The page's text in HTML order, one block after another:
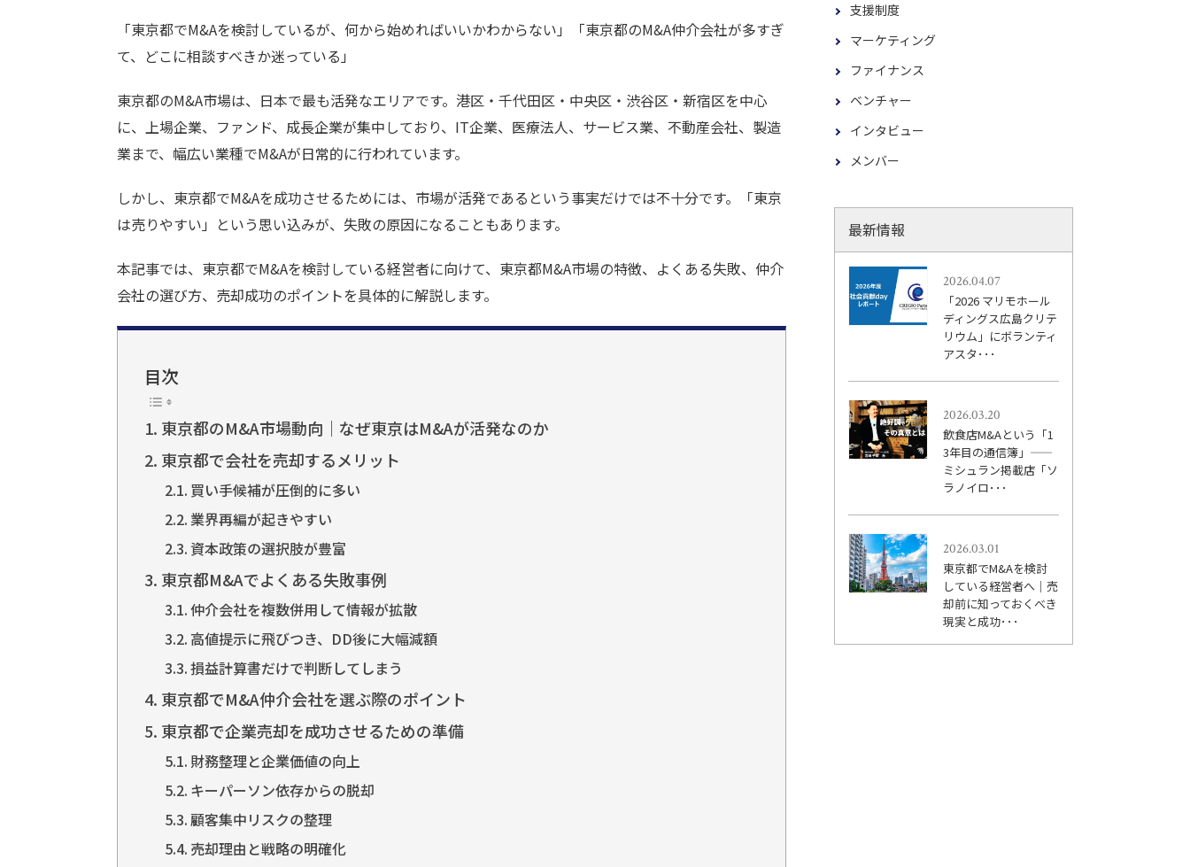
c
e
o
o
n
e
t
e
a
「東京都でM&Aを検討しているが、何から始めればいいかわからない」「東京都のM&A仲介会社が多すぎ
て、どこに相談すべきか迷っている」
東京都のM&A市場は、日本で最も活発なエリアです。港区・千代田区・中央区・渋谷区・新宿区を中心
に、上場企業、ファンド、成長企業が集中しており、IT企業、医療法人、サービス業、不動産会社、製造
業まで、幅広い業種でM&Aが日常的に行われています。
しかし、東京都でM&Aを成功させるためには、市場が活発であるという事実だけでは不十分です。「東京
は売りやすい」という思い込みが、失敗の原因になることもあります。
本記事では、東京都でM&Aを検討している経営者に向けて、東京都M&A市場の特徴、よくある失敗、仲介
会社の選び方、売却成功のポイントを具体的に解説します。
目次
東京都のM&A市場動向｜なぜ東京はM&Aが活発なのか
東京都で会社を売却するメリット
買い手候補が圧倒的に多い
業界再編が起きやすい
資本政策の選択肢が豊富
東京都M&Aでよくある失敗事例
仲介会社を複数併用して情報が拡散
高値提示に飛びつき、DD後に大幅減額
損益計算書だけで判断してしまう
東京都でM&A仲介会社を選ぶ際のポイント
東京都で企業売却を成功させるための準備
財務整理と企業価値の向上
キーパーソン依存からの脱却
顧客集中リスクの整理
売却理由と戦略の明確化
支援制度
マーケティング
ファイナンス
ベンチャー
インタビュー
メンバー
最新情報
2026.04.07
「2026 マリモホール
ディングス広島クリテ
リウム」にボランティ
アスタ･･･
2026.03.20
飲食店M&Aという「1
3年目の通信簿」——
ミシュラン掲載店「ソ
ラノイロ･･･
2026.03.01
東京都でM&Aを検討
している経営者へ｜売
却前に知っておくべき
現実と成功･･･